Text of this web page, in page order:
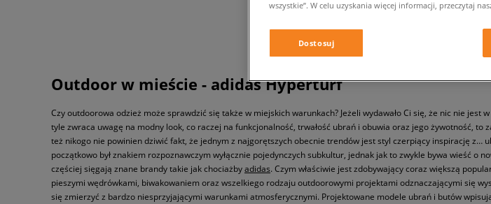
Outdoor w mieście - adidas Hyperturf
Czy outdoorowa odzież może sprawdzić się także w miejskich warunkach? Jeżeli wydawało Ci się, że nic nie
tyle zwraca uwagę na modny look, co raczej na funkcjonalność, trwałość ubrań i obuwia oraz jego żywotność,
też nikogo nie powinien dziwić fakt, że jednym z najgorętszych obecnie trendów jest styl czerpiący inspirację
początkowo był znakiem rozpoznawczym wyłącznie pojedynczych subkultur, jednak jak to zwykle bywa wieść
częściej sięgają znane brandy takie jak chociażbyadidas. Czym właściwie jest zdobywający coraz większą
pieszymi wędrówkami, biwakowaniem oraz wszelkiego rodzaju outdoorowymi projektami odznaczającymi się
się zmierzyć z bardzo niesprzyjającymi warunkami atmosferycznymi. Projektowane modele ubrań i butów
wszystkie”. W celu uzyskania więcej informacji, przeczytaj
Dostosuj